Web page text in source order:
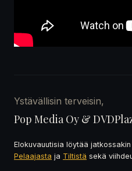
Ystävällisin terveisin,
Pop Media Oy &
Elokuvauutisia löytää jatkossakin
Pelaajasta ja Tiltistä sekä